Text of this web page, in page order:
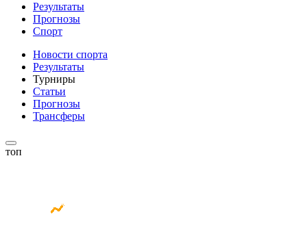
Результаты
Прогнозы
Спорт
Новости спорта
Результаты
Турниры
Статьи
Прогнозы
Трансферы
топ